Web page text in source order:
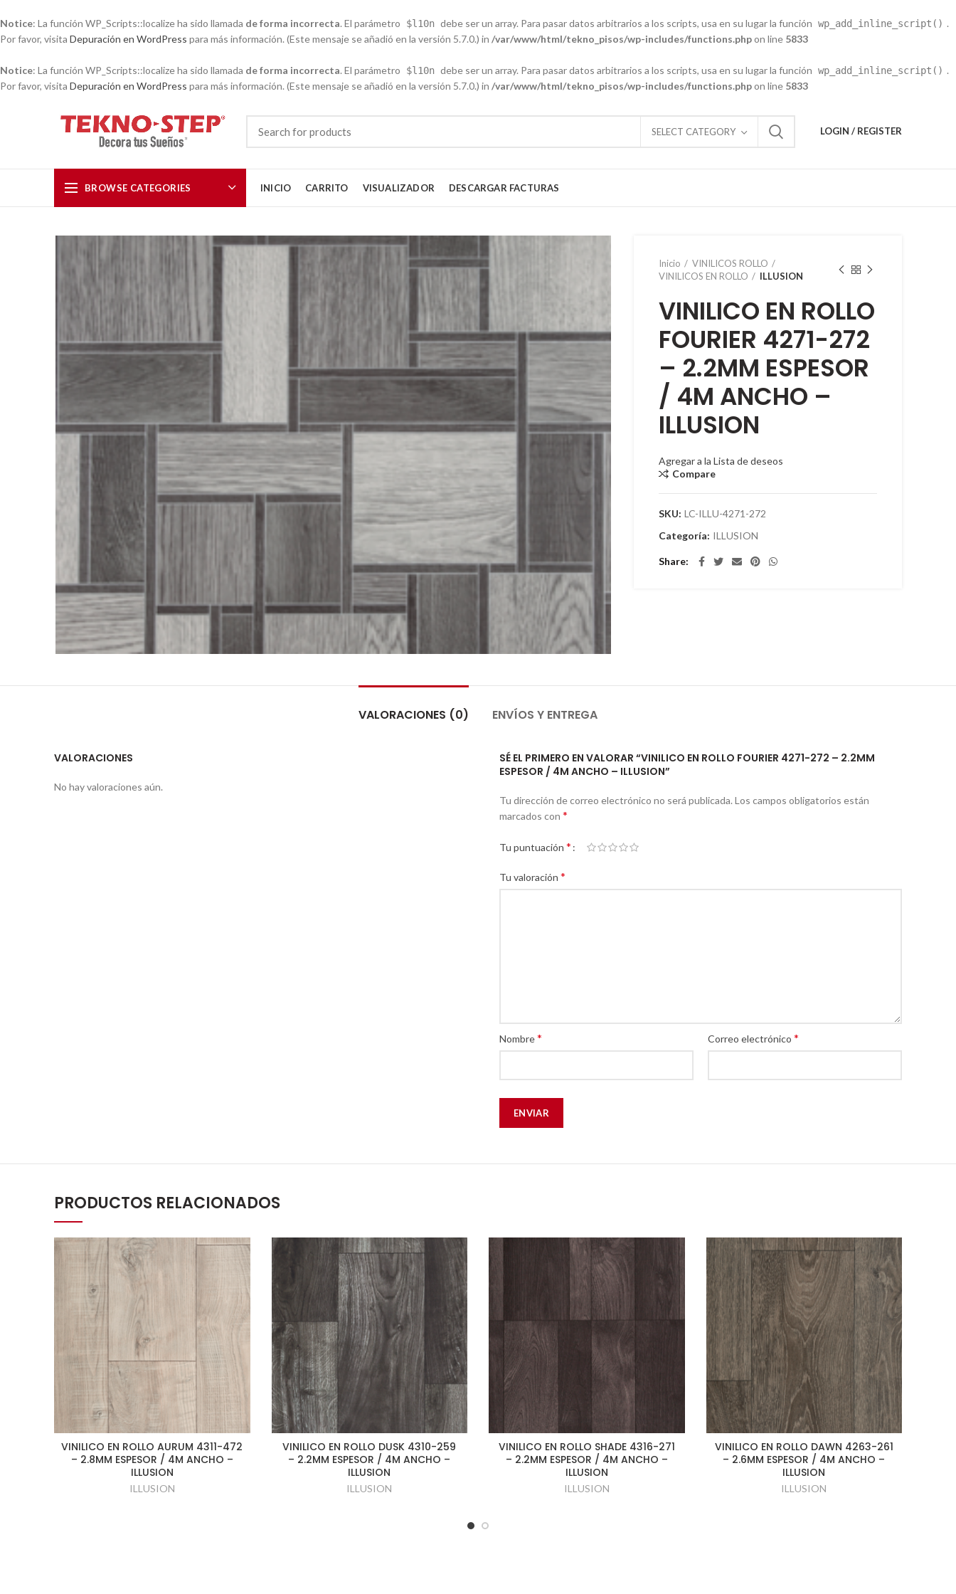
Notice: La función WP_Scripts::localize ha sido llamada de forma incorrecta. El parámetro $l10n debe ser un array. Para pasar datos arbitrarios a los scripts, usa en su lugar la función wp_add_inline_script() .
Por favor, visita Depuración en WordPress para más información. (Este mensaje se añadió en la versión 5.7.0.) in /var/www/html/tekno_pisos/wp-includes/functions.phpon line 5833
Notice: La función WP_Scripts::localize ha sido llamada de forma incorrecta. El parámetro $l10n debe ser un array. Para pasar datos arbitrarios a los scripts, usa en su lugar la función wp_add_inline_script() .
Por favor, visita Depuración en WordPress para más información. (Este mensaje se añadió en la versión 5.7.0.) in /var/www/html/tekno_pisos/wp-includes/functions.phpon line 5833
SELECT CATEGORY LOGIN / REGISTER
BROWSE CATEGORIES INICIO CARRITO VISUALIZADOR DESCARGAR FACTURAS
Inicio
VINILICOS ROLLO
VINILICOS EN ROLLO
ILLUSION
VINILICO EN ROLLO
FOURIER 4271-272
– 2.2MM ESPESOR
/ 4M ANCHO –
ILLUSION
Agregar a la Lista de deseos
Compare
SKU: LC-ILLU-4271-272
Categoría: ILLUSION
Share
VALORACIONES (0) ENVÍOS Y ENTREGA
VALORACIONES
No hay valoraciones aún.
SÉ EL PRIMERO EN VALORAR “VINILICO EN ROLLO FOURIER 4271-272 – 2.2MM
ESPESOR / 4M ANCHO – ILLUSION”
Tu dirección de correo electrónico no será publicada. Los campos obligatorios están
marcados con *
Tu puntuación *
Tu valoración *
Nombre* Correo electrónico *
PRODUCTOS RELACIONADOS
VINILICO EN ROLLO AURUM 4311-472
– 2.8MM ESPESOR / 4M ANCHO –
ILLUSION
ILLUSION
VINILICO EN ROLLO DUSK 4310-259
– 2.2MM ESPESOR / 4M ANCHO –
ILLUSION
ILLUSION
VINILICO EN ROLLO SHADE 4316-271
– 2.2MM ESPESOR / 4M ANCHO –
ILLUSION
ILLUSION
VINILICO EN ROLLO DAWN 4263-261
– 2.6MM ESPESOR / 4M ANCHO –
ILLUSION
ILLUSION